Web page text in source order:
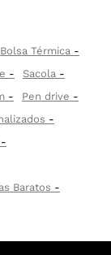
Bolsa Térmica
Sacola
Pen drive
Baratos